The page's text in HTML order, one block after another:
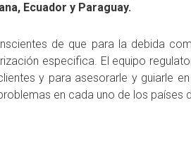
Ecuador y Paraguay.
de que para la debida
especifica. El equipo
y para asesorarle y guiarle
en cada uno de los países